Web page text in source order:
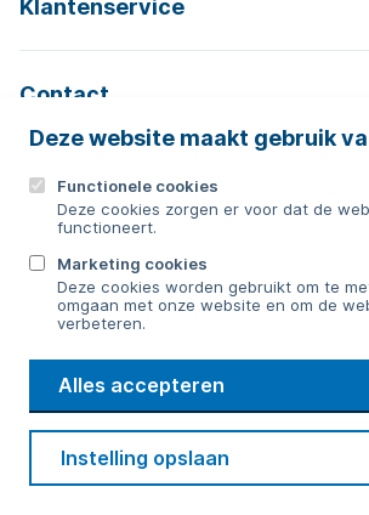
Deze website maakt gebruik
Functionele cookies
Deze cookies zorgen er voor dat de
functioneert.
Marketing cookies
Deze cookies worden gebruikt om te
omgaan met onze website en om de
verbeteren.
Alles accepteren
Instelling opslaan
Klantenservice
Contact
Contact
Bericht sturen
WMD
Drinkwater
Cookie voorkeuren
Privacy Disclaimer